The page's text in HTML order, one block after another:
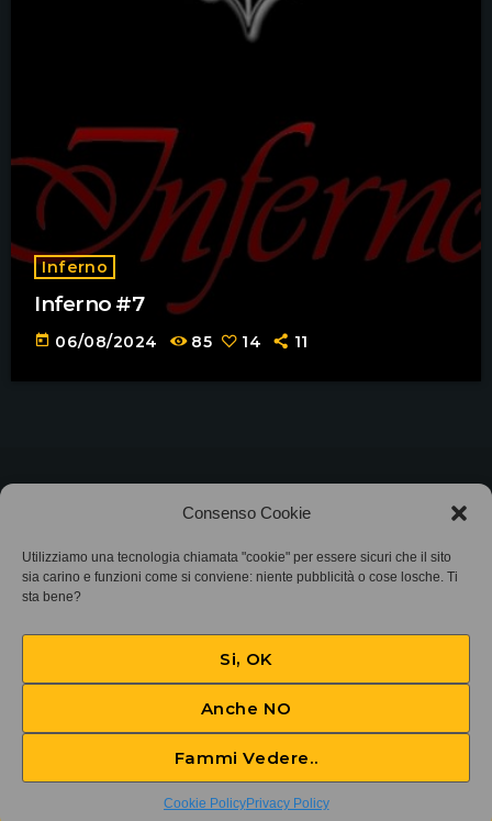
Consenso Cookie
Utilizziamo una tecnologia chiamata "cookie" per essere sicuri che il sito
sia carino e funzioni come si conviene: niente pubblicità o cose losche. Ti
sta bene?
Si, OK
Anche NO
Fammi Vedere..
Cookie PolicyPrivacy Policy
Brainstorm puntata 100
Inferno
Inferno #7
today 06/08/2024 85 14 11
Associazione Bandito • CF 97882400019 •
Privacy Policy•Cookie Policy (UE) • Protocollo
SIAE 7425